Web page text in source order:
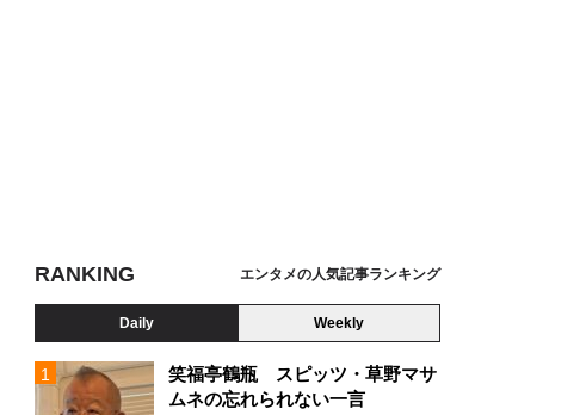
RANKING エンタメの人気記事ランキング
Daily Weekly
笑福亭鶴瓶 スピッツ・草野マサ
ムネの忘れられない一言